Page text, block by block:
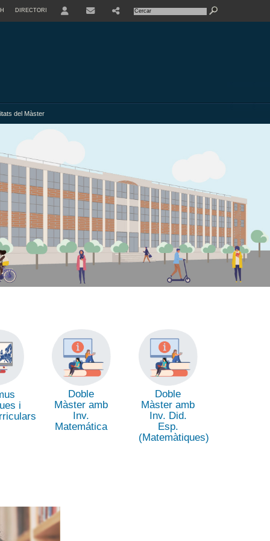
DIRECTORI
del Màster
i
Doble
Màster amb
Inv.
Matemática
Doble
Màster amb
Inv. Did.
Esp.
(Matemàtiques)